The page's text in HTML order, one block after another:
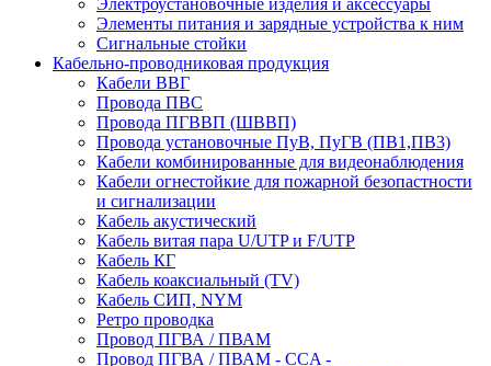
Электроустановочные изделия и аксессуары
Элементы питания и зарядные устройства к ним
Сигнальные стойки
Кабельно-проводниковая продукция
Кабели ВВГ
Провода ПВС
Провода ПГВВП (ШВВП)
Провода установочные ПуВ, ПуГВ (ПВ1,ПВ3)
Кабели комбинированные для видеонаблюдения
Кабели огнестойкие для пожарной безопастности
и сигнализации
Кабель акустический
Кабель витая пара U/UTP и F/UTP
Кабель КГ
Кабель коаксиальный (TV)
Кабель СИП, NYM
Ретро проводка
Провод ПГВА / ПВАМ
Провод ПГВА / ПВАМ - CCA -